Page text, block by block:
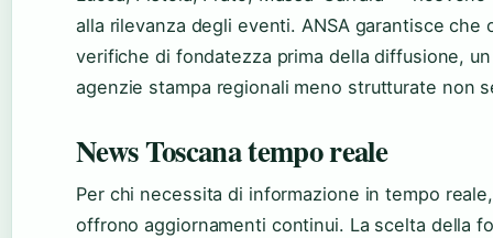
alla rilevanza degli eventi. ANSA garantisce che
verifiche di fondatezza prima della diffusione,
agenzie stampa regionali meno strutturate non
News Toscana tempo reale
Per chi necessita di informazione in tempo
offrono aggiornamenti continui. La scelta della